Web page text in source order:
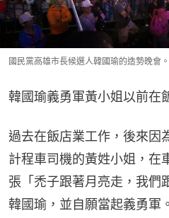
國民黨高雄市長候選人韓國瑜的造勢晚會
韓國瑜義勇軍黃小姐以前在
過去在飯店業工作，後來因
計程車司機的黃姓小姐，在
張「禿子跟著月亮走，我們
韓國瑜，並自願當起義勇軍